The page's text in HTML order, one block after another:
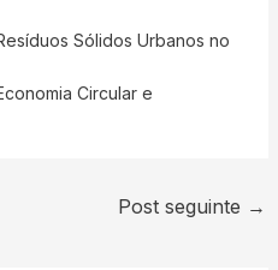
Sólidos Urbanos no
Circular e
Post seguinte →